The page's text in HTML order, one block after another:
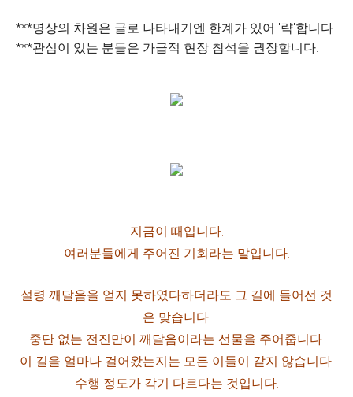
***명상의 차원은 글로 나타내기엔 한계가 있어 '략'합니다.
***관심이 있는 분들은 가급적 현장 참석을 권장합니다.
지금이 때입니다.
여러분들에게 주어진 기회라는 말입니다.
설령 깨달음을 얻지 못하였다하더라도 그 길에 들어선 것
은 맞습니다.
중단 없는 전진만이 깨달음이라는 선물을 주어줍니다.
이 길을 얼마나 걸어왔는지는 모든 이들이 같지 않습니다.
수행 정도가 각기 다르다는 것입니다.